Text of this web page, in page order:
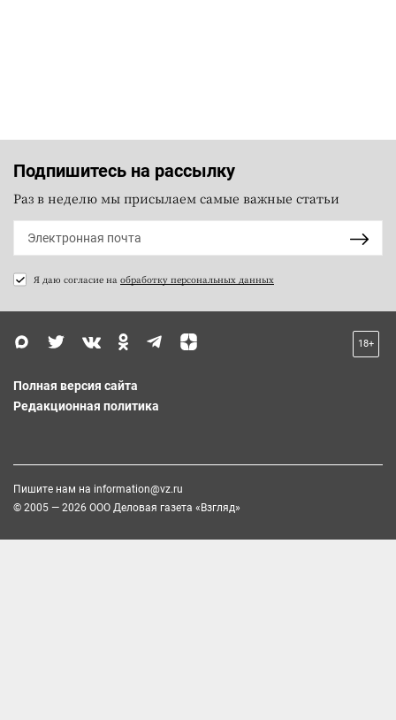
Подпишитесь на рассылку
Раз в неделю мы присылаем самые важные статьи
Я даю согласие на обработку персональных данных
18+
Полная версия сайта
Редакционная политика
Пишите нам на information@vz.ru
© 2005 — 2026 ООО Деловая газета «Взгляд»